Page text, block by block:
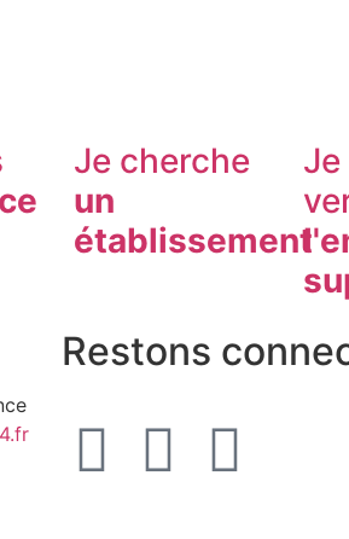
Je cherche
un
établissement
Restons